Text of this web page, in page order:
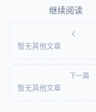
继续阅读
暂无其他文章
下一篇
暂无其他文章